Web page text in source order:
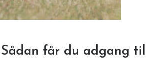
får du adgang til